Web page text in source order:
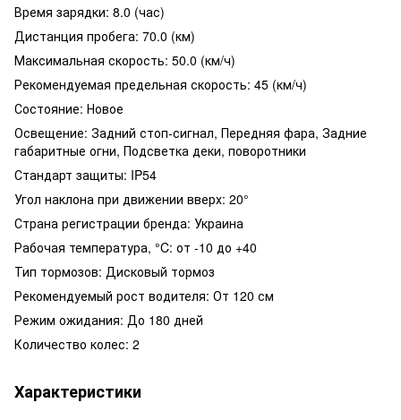
Время зарядки: 8.0 (час)
Дистанция пробега: 70.0 (км)
Максимальная скорость: 50.0 (км/ч)
Рекомендуемая предельная скорость: 45 (км/ч)
Состояние: Новое
Освещение: Задний стоп-сигнал, Передняя фара, Задние
габаритные огни, Подсветка деки, поворотники
Стандарт защиты: IP54
Угол наклона при движении вверх: 20°
Страна регистрации бренда: Украина
Рабочая температура, °C: от -10 до +40
Тип тормозов: Дисковый тормоз
Рекомендуемый рост водителя: От 120 см
Режим ожидания: До 180 дней
Количество колес: 2
Характеристики